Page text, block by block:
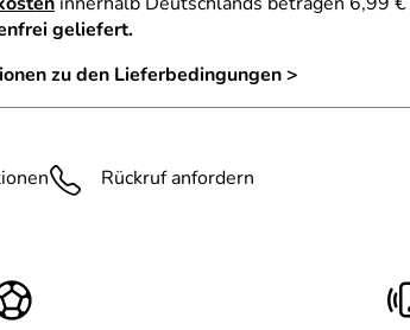
geliefert.
zu den Lieferbedingungen >
Rückruf anfordern